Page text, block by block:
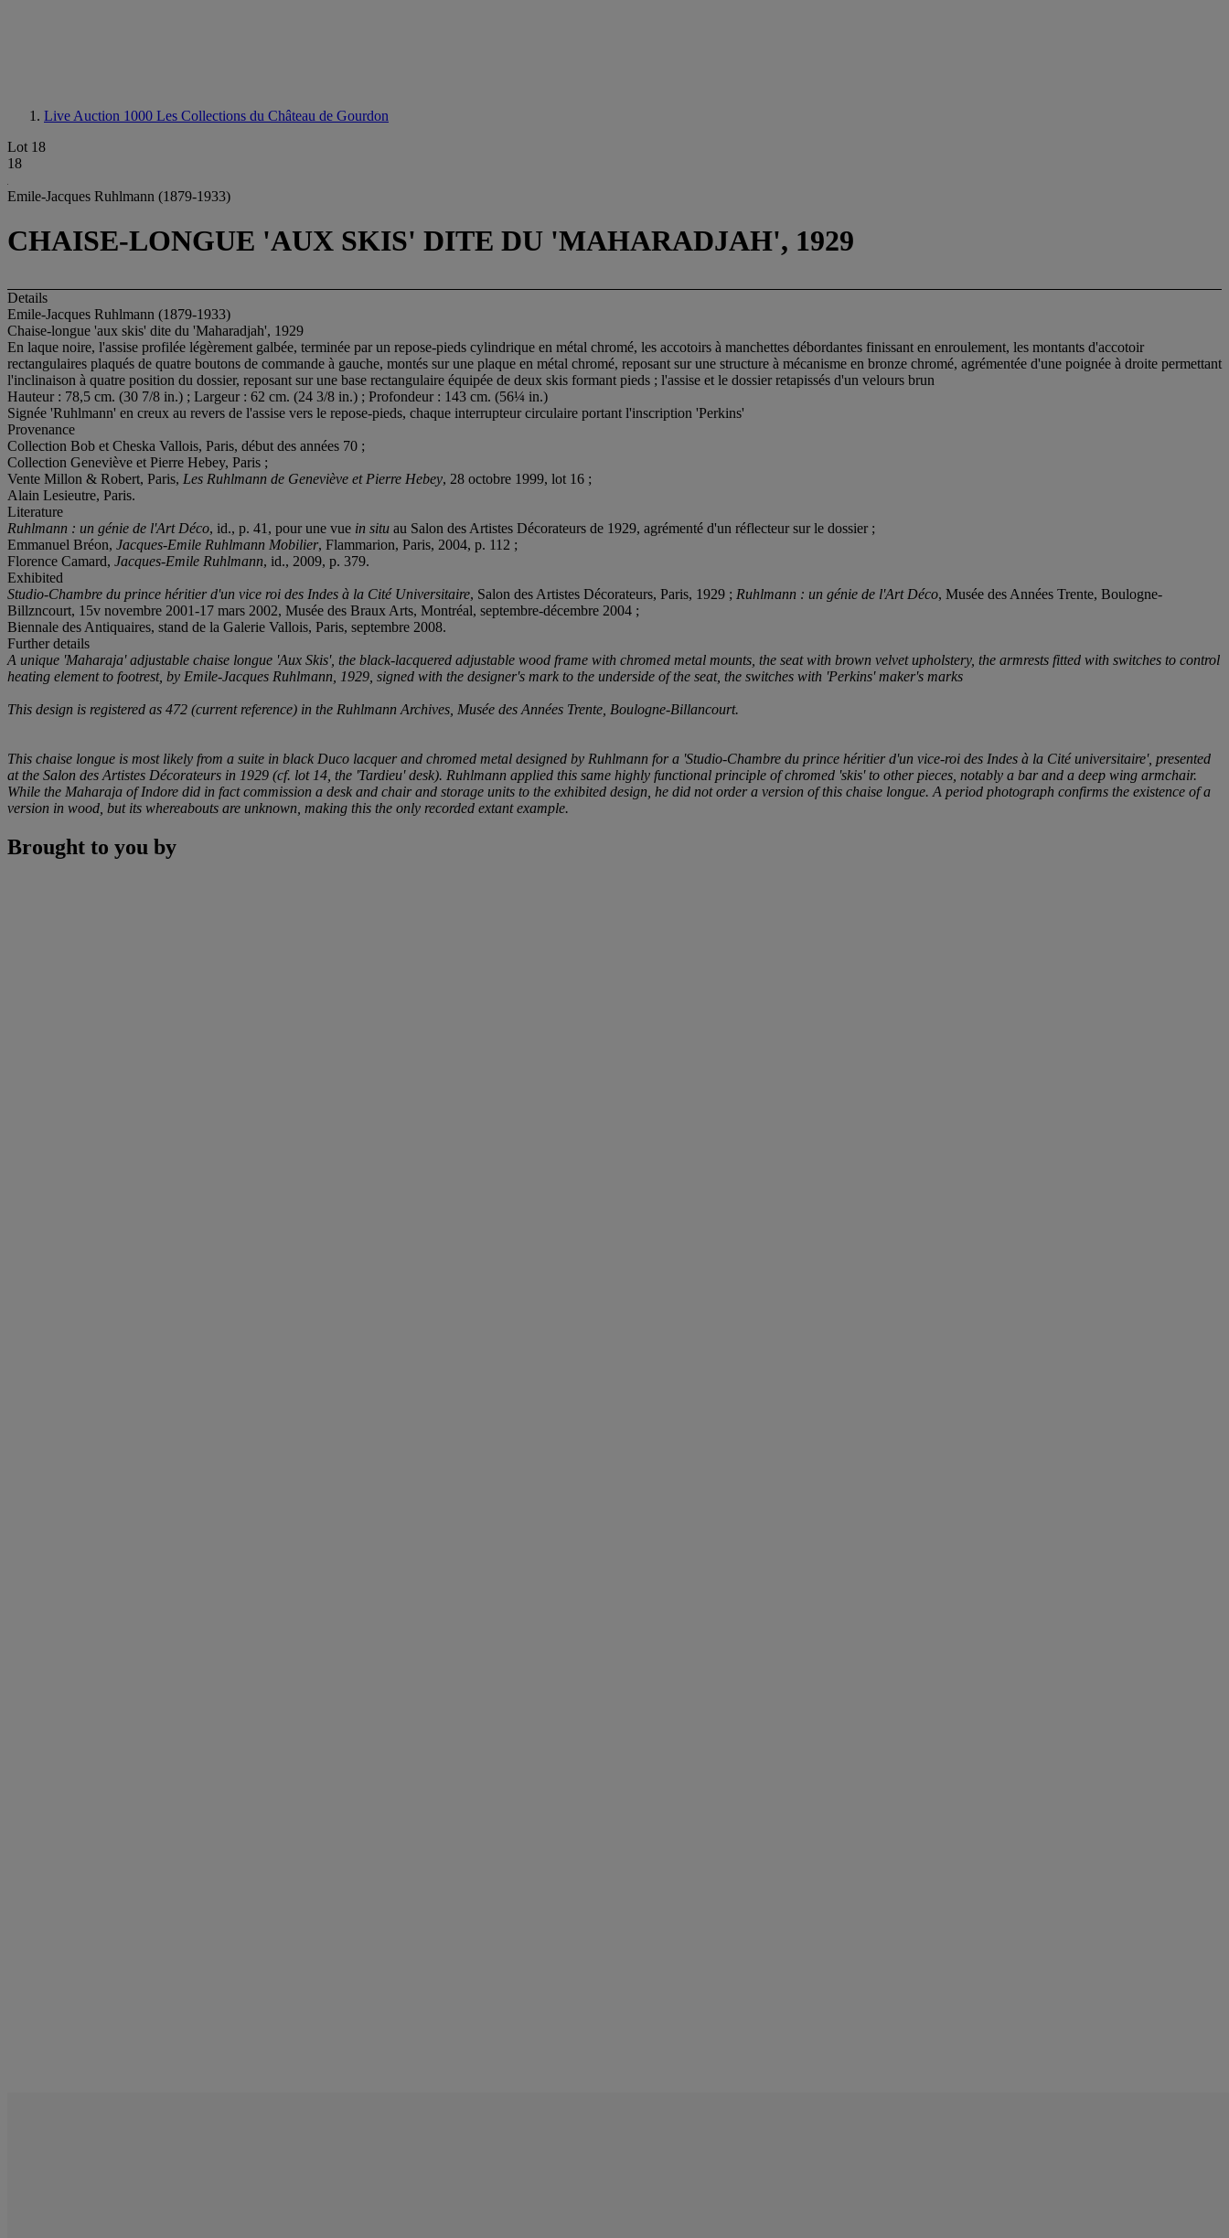
Live Auction 1000 Les Collections du Château de Gourdon
Lot 18
18
Emile-Jacques Ruhlmann (1879-1933)
CHAISE-LONGUE 'AUX SKIS' DITE DU 'MAHARADJAH', 1929
Details
Emile-Jacques Ruhlmann (1879-1933)
Chaise-longue 'aux skis' dite du 'Maharadjah', 1929
En laque noire, l'assise profilée légèrement galbée, terminée par un repose-pieds cylindrique en métal chromé, les accotoirs à manchettes débordantes finissant en enroulement, les montants d'accotoir
rectangulaires plaqués de quatre boutons de commande à gauche, montés sur une plaque en métal chromé, reposant sur une structure à mécanisme en bronze chromé, agrémentée d'une poignée à droite permettant
l'inclinaison à quatre position du dossier, reposant sur une base rectangulaire équipée de deux skis formant pieds ; l'assise et le dossier retapissés d'un velours brun
Hauteur : 78,5 cm. (30 7/8 in.) ; Largeur : 62 cm. (24 3/8 in.) ; Profondeur : 143 cm. (56¼ in.)
Signée 'Ruhlmann' en creux au revers de l'assise vers le repose-pieds, chaque interrupteur circulaire portant l'inscription 'Perkins'
Provenance
Collection Bob et Cheska Vallois, Paris, début des années 70 ;
Collection Geneviève et Pierre Hebey, Paris ;
Vente Millon & Robert, Paris, Les Ruhlmann de Geneviève et Pierre Hebey, 28 octobre 1999, lot 16 ;
Alain Lesieutre, Paris.
Literature
Ruhlmann : un génie de l'Art Déco, id., p. 41, pour une vue in situ au Salon des Artistes Décorateurs de 1929, agrémenté d'un réflecteur sur le dossier ;
Emmanuel Bréon, Jacques-Emile Ruhlmann Mobilier, Flammarion, Paris, 2004, p. 112 ;
Florence Camard, Jacques-Emile Ruhlmann, id., 2009, p. 379.
Exhibited
Studio-Chambre du prince héritier d'un vice roi des Indes à la Cité Universitaire, Salon des Artistes Décorateurs, Paris, 1929 ; Ruhlmann : un génie de l'Art Déco, Musée des Années Trente, Boulogne-
Billzncourt, 15v novembre 2001-17 mars 2002, Musée des Braux Arts, Montréal, septembre-décembre 2004 ;
Biennale des Antiquaires, stand de la Galerie Vallois, Paris, septembre 2008.
Further details
A unique 'Maharaja' adjustable chaise longue 'Aux Skis', the black-lacquered adjustable wood frame with chromed metal mounts, the seat with brown velvet upholstery, the armrests fitted with switches to control
heating element to footrest, by Emile-Jacques Ruhlmann, 1929, signed with the designer's mark to the underside of the seat, the switches with 'Perkins' maker's marks
This design is registered as 472 (current reference) in the Ruhlmann Archives, Musée des Années Trente, Boulogne-Billancourt.
This chaise longue is most likely from a suite in black Duco lacquer and chromed metal designed by Ruhlmann for a 'Studio-Chambre du prince héritier d'un vice-roi des Indes à la Cité universitaire', presented
at the Salon des Artistes Décorateurs in 1929 (cf. lot 14, the 'Tardieu' desk). Ruhlmann applied this same highly functional principle of chromed 'skis' to other pieces, notably a bar and a deep wing armchair.
While the Maharaja of Indore did in fact commission a desk and chair and storage units to the exhibited design, he did not order a version of this chaise longue. A period photograph confirms the existence of a
version in wood, but its whereabouts are unknown, making this the only recorded extant example.
Brought to you by